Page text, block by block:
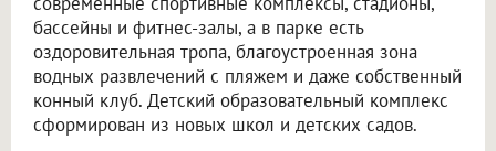
бассейны и фитнес-залы, а в парке есть
оздоровительная тропа, благоустроенная зона
водных развлечений с пляжем и даже собственный
конный клуб. Детский образовательный комплекс
сформирован из новых школ и детских садов.